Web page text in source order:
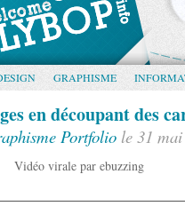
GRAPHISME
en découpant des
Portfolio le 31
Vidéo virale par ebuzzing